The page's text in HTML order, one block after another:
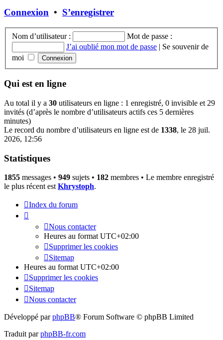
message
Connexion • S’enregistrer
Nom d’utilisateur :
Mot de passe :
J’ai oublié mon mot de passe | Se souvenir de
moi
Qui est en ligne
Au total il y a 30 utilisateurs en ligne : 1 enregistré, 0 invisible et 29
invités (d’après le nombre d’utilisateurs actifs ces 5 dernières
minutes)
Le record du nombre d’utilisateurs en ligne est de 1338, le 28 juil.
2026, 12:56
Statistiques
1855 messages • 949 sujets • 182 membres • Le membre enregistré
le plus récent est Khrystoph.
Index du forum
Nous contacter
Heures au format UTC+02:00
Supprimer les cookies
Sitemap
Heures au format UTC+02:00
Supprimer les cookies
Sitemap
Nous contacter
Développé parphpBB® Forum Software © phpBB Limited
Traduit parphpBB-fr.com